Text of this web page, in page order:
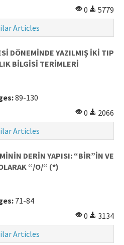
0
5779
Articles
DÖNEMİNDE YAZILMIŞ İKİ TIP
BİLGİSİ TERİMLERİ
89-130
0
2066
Articles
DERİN YAPISI: “BİR”İN VE
“/O/“ (*)
71-84
0
3134
Articles